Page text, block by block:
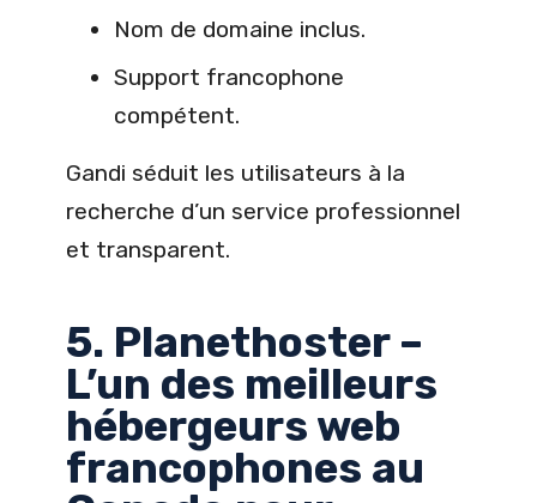
Nom de domaine inclus.
Support francophone
compétent.
Gandi séduit les utilisateurs à la
recherche d’un service professionnel
et transparent.
5. Planethoster –
L’un des meilleurs
hébergeurs web
francophones au